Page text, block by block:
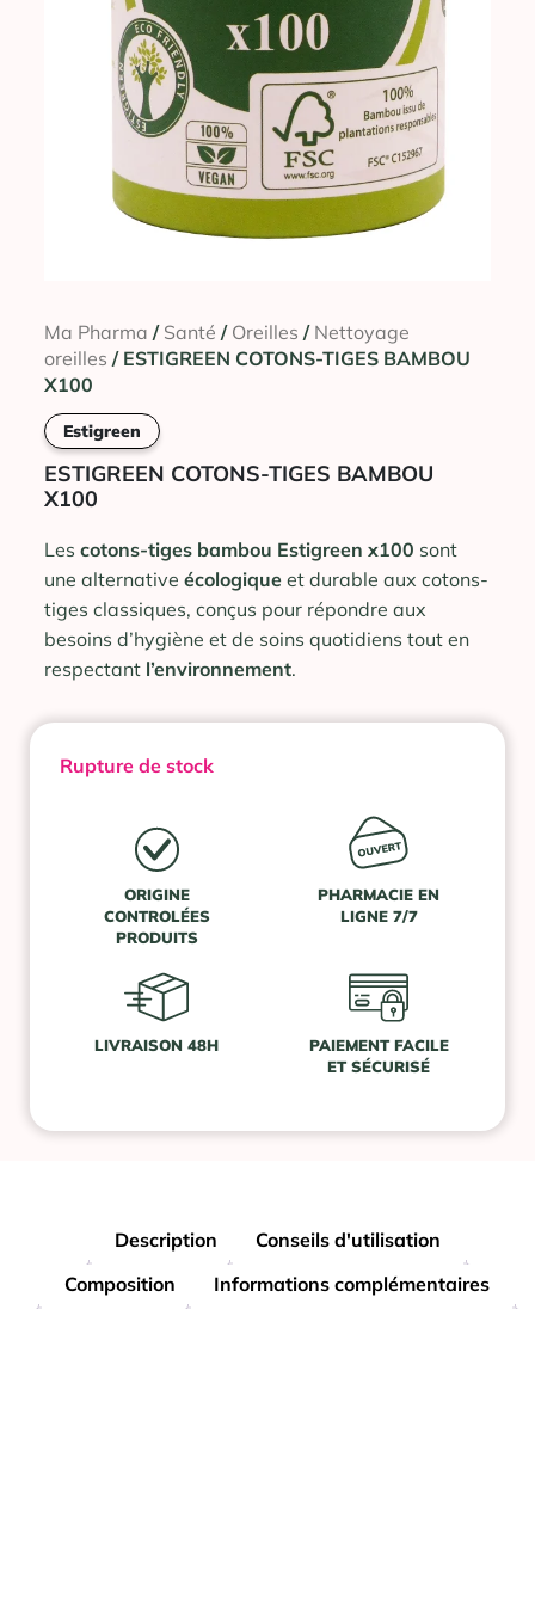
Ma Pharma / Santé / Oreilles / Nettoyage
oreilles / ESTIGREEN COTONS-TIGES BAMBOU
X100
Estigreen
ESTIGREEN COTONS-TIGES BAMBOU
X100
Les cotons-tiges bambou Estigreen x100 sont
une alternative écologique et durable aux cotons-
tiges classiques, conçus pour répondre aux
besoins d’hygiène et de soins quotidiens tout en
respectant l’environnement.
Rupture de stock
ORIGINE
CONTROLÉES
PRODUITS
PHARMACIE EN
LIGNE 7/7
LIVRAISON 48H
PAIEMENT FACILE
ET SÉCURISÉ
Description
Conseils d'utilisation
Composition
Informations complémentaires